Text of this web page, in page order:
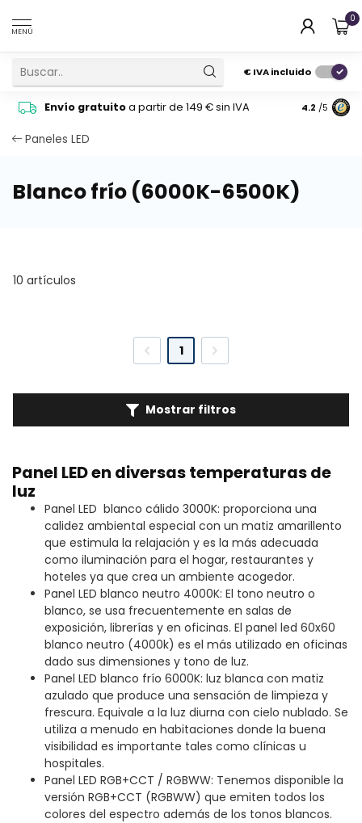
MENÚ
0
€IVA incluido
Envío gratuitoa partir de 149 € sin IVA Pide
4.2 /5
Paneles LED
Blanco frío (6000K-6500K)
10 artículos
1
Mostrar filtros
Panel LED en diversas temperaturas de
luz
Panel LED blanco cálido 3000K: proporciona una
calidez ambiental especial con un matiz amarillento
que estimula la relajación y es la más adecuada
como iluminación para el hogar, restaurantes y
hoteles ya que crea un ambiente acogedor.
Panel LED blanco neutro 4000K: El tono neutro o
blanco, se usa frecuentemente en salas de
exposición, librerías y en oficinas. El panel led 60x60
blanco neutro (4000k) es el más utilizado en oficinas
dado sus dimensiones y tono de luz.
Panel LED blanco frío 6000K: luz blanca con matiz
azulado que produce una sensación de limpieza y
frescura. Equivale a la luz diurna con cielo nublado. Se
utiliza a menudo en habitaciones donde la buena
visibilidad es importante tales como clínicas u
hospitales.
Panel LED RGB+CCT / RGBWW: Tenemos disponible la
versión RGB+CCT (RGBWW) que emiten todos los
colores del espectro además de los tonos blancos.